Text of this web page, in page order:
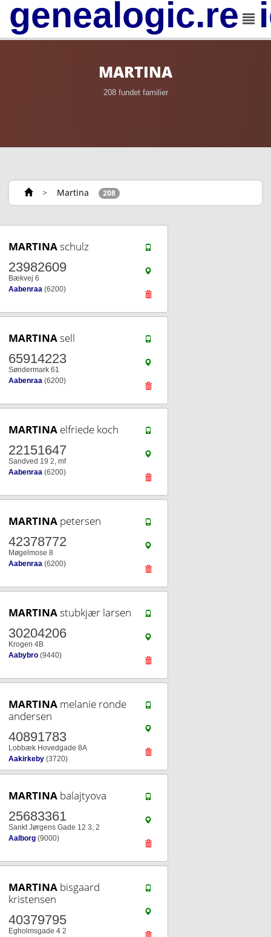
MARTINA
208 fundet familier
> Martina 208
MARTINAschulz
23982609
Bækvej 6
Aabenraa (6200)
MARTINAsell
65914223
Søndermark 61
Aabenraa (6200)
MARTINA elfriede koch
22151647
Sandved 19 2, mf
Aabenraa (6200)
MARTINA petersen
42378772
Møgelmose 8
Aabenraa (6200)
MARTINAstubkjær larsen
30204206
Krogen 4B
Aabybro (9440)
MARTINA melanie ronde
andersen
40891783
Lobbæk Hovedgade 8A
Aakirkeby (3720)
MARTINA balajtyova
25683361
Sankt Jørgens Gade 12 3, 2
Aalborg (9000)
MARTINA bisgaard
kristensen
40379795
Egholmsgade 4 2